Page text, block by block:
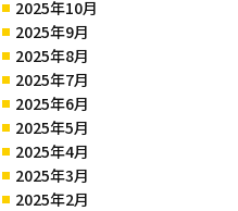
2025年10月
2025年9月
2025年8月
2025年7月
2025年6月
2025年5月
2025年4月
2025年3月
2025年2月